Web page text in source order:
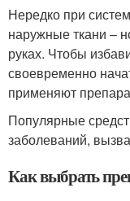
Нередко при
наружные ткани –
руках. Чтобы
своевременно
применяют
Популярные
заболеваний,
Как выбрать